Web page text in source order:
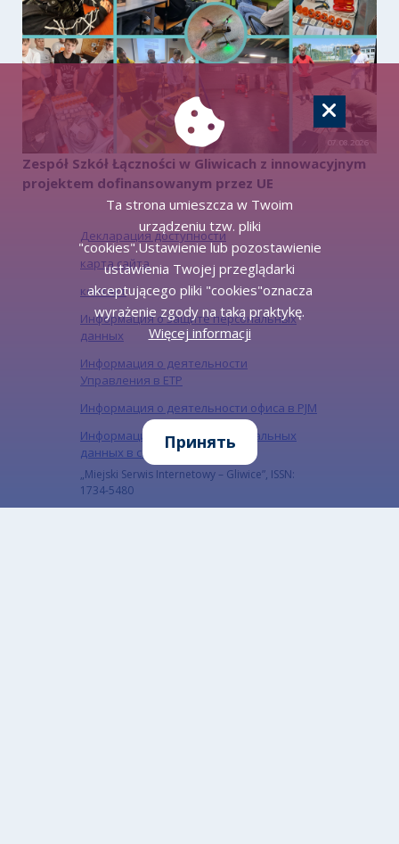
07.08.2026
Zespół Szkół Łączności w Gliwicach z innowacyjnym
projektem dofinansowanym przez UE
Декларация доступности
карта сайта
контакт
Информация о защите персональных
данных
Информация о деятельности
Управления в ЕТР
Информация о деятельности офиса в PJM
Информация о защите персональных
данных в социальных сетях
„Miejski Serwis Internetowy – Gliwice”, ISSN:
1734-5480
Ta strona umieszcza w Twoim
urządzeniu tzw. pliki
"cookies".Ustawienie lub pozostawienie
ustawienia Twojej przeglądarki
akceptującego pliki "cookies"oznacza
wyrażenie zgody na taką praktykę.
Więcej informacji
Принять